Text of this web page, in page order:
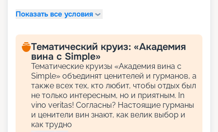
Показать все условия
Тематический круиз: «Академия
вина с Simple»
Тематические круизы «Академия вина с
Simple» объединят ценителей и гурманов, а
также всех тех, кто любит, чтобы отдых был
не только интересным, но и приятным. In
vino veritas! Согласны? Настоящие гурманы
и ценители вин знают, как велик выбор и
как трудно